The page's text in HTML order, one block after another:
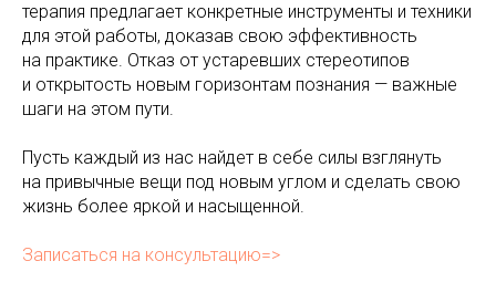
терапия предлагает конкретные инструменты и техники
для этой работы, доказав свою эффективность
на практике. Отказ от устаревших стереотипов
и открытость новым горизонтам познания — важные
шаги на этом пути.
Пусть каждый из нас найдет в себе силы взглянуть
на привычные вещи под новым углом и сделать свою
жизнь более яркой и насыщенной.
Записаться на консультацию=>